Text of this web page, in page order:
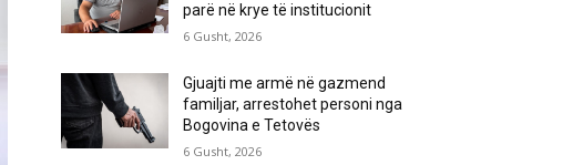
parë në krye të institucionit
6 Gusht, 2026
Gjuajti me armë në gazmend
familjar, arrestohet personi nga
Bogovina e Tetovës
6 Gusht, 2026